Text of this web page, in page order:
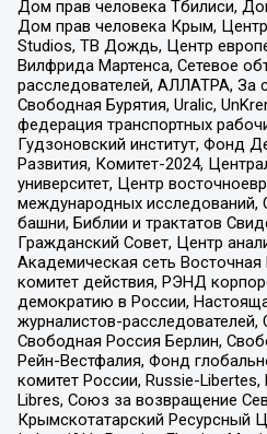
Дом прав человека Тбилиси,
Дом прав человека Крым,
Studios, ТВ Дождь, Центр
Вилфрида Мартенса, Сетевое
расследователей, АЛЛАТРА, За
Свободная Бурятия, Uralic,
федерация транспортных
Гудзоновский институт, Фонд
Развития, Комитет-2024,
университет, Центр
международных
башни, Библии и трактатов
Гражданский Совет, Центр
Академическая сеть Восточная
комитет действия, РЭНД
демократию в России,
журналистов-
Свободная Россия Берлин,
Рейн-Вестфалия, Фонд
комитет России, Russie-
Libres, Союз за возвращение
Крымскотатарский Ресурсный